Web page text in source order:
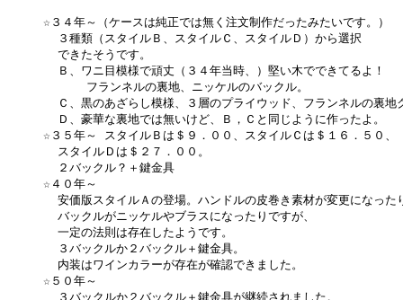
☆３４年～（ケースは純正では無く注文制作だったみたいです。）
  ３種類（スタイルＢ、スタイルＣ、スタイルＤ）から選択
  できたそうです。
  Ｂ、ワニ目模様で頑丈（３４年当時、）堅い木でできてるよ！
      フランネルの裏地、ニッケルのバックル。
Ｃ、黒のあざらし模様、３層のプライウッド、フランネルの裏地
  Ｄ、豪華な裏地では無いけど、Ｂ，Ｃと同じように作ったよ。
☆３５年～ スタイルＢは＄９．００、スタイルＣは＄１６．５０、
  スタイルＤは＄２７．００。
  ２バックル？＋鍵金具
☆４０年～
安価版スタイルＡの登場。ハンドルの皮巻き素材が変更になった
  バックルがニッケルやブラスになったりですが、
  一定の法則は存在したようです。
  ３バックルか２バックル＋鍵金具。
  内装はワインカラーが存在が確認できました。
☆５０年～
  ３バックルか２バックル＋鍵金具が継続されました。